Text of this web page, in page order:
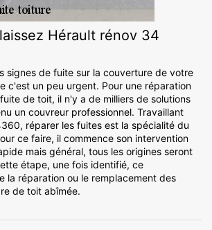
Hérault rénov 34
signes de fuite sur la couverture de votre
c'est un peu urgent. Pour une réparation
de toit, il n'y a de milliers de solutions
un couvreur professionnel. Travaillant
réparer les fuites est la spécialité du
ce faire, il commence son intervention
mais général, tous les origines seront
étape, une fois identifié, ce
la réparation ou le remplacement des
de toit abîmée.